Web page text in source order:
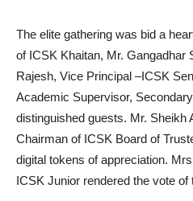
The elite gathering was bid a
of ICSK Khaitan, Mr. Gangadhar
Rajesh, Vice Principal –ICSK
Academic Supervisor,
distinguished guests. Mr. Sheikh
Chairman of ICSK Board of
digital tokens of appreciation.
ICSK Junior rendered the vote of